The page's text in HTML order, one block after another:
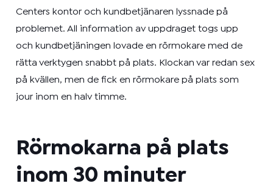
Centers kontor och kundbetjänaren lyssnade på
problemet. All information av uppdraget togs upp
och kundbetjäningen lovade en rörmokare med de
rätta verktygen snabbt på plats. Klockan var redan sex
på kvällen, men de fick en rörmokare på plats som
jour inom en halv timme.
Rörmokarna på plats
inom 30 minuter